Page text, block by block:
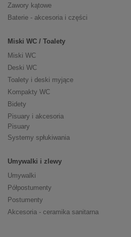
Zawory kątowe
Baterie - akcesoria i części
Miski WC / Toalety
Miski WC
Deski WC
Toalety i deski myjące
Kompakty WC
Bidety
Pisuary i akcesoria
Pisuary
Systemy spłukiwania
Umywalki i zlewy
Umywalki
Półpostumenty
Postumenty
Akcesoria - ceramika sanitarna